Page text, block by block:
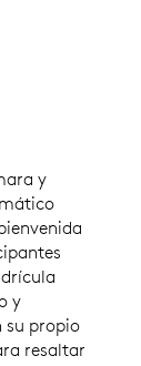
y
y
su propio
resaltar